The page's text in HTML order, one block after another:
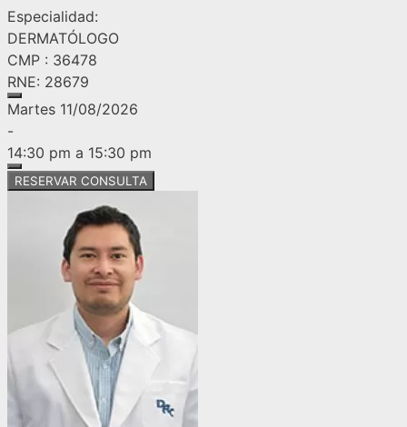
Especialidad:
DERMATÓLOGO
CMP : 36478
RNE: 28679
Martes 11/08/2026
-
14:30 pm a 15:30 pm
RESERVAR CONSULTA